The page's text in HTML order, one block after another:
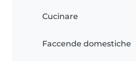
Cucinare
Faccende domestiche